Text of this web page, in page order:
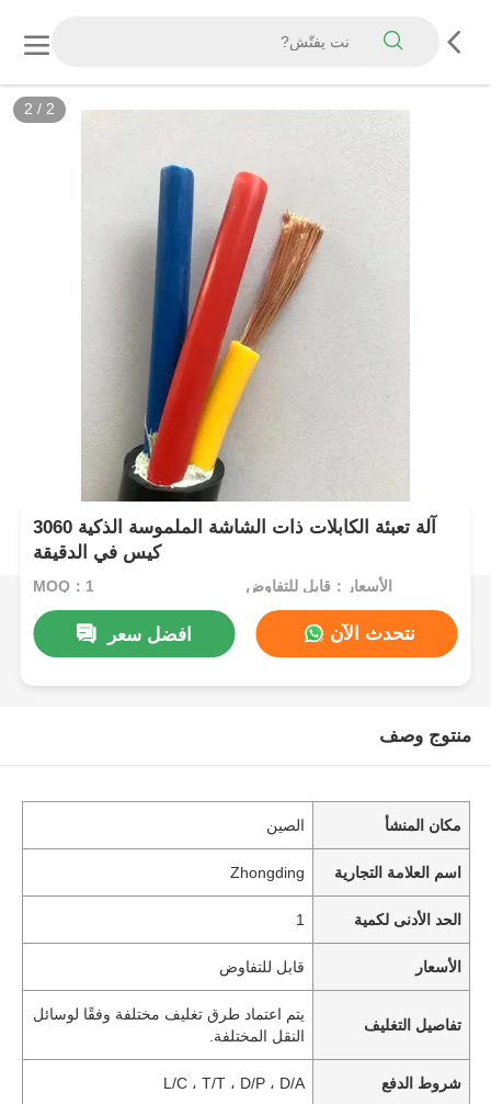
2 / 2
آلة تعبئة الكابلات ذات الشاشة الملموسة الذكية 3060
كيس في الدقيقة
MOQ：1 الأسعار：قابل للتفاوض
افضل سعر نتحدث الآن
منتوج وصف
مكان المنشأ الصين
اسم العلامة التجارية Zhongding
الحد الأدنى لكمية 1
الأسعار قابل للتفاوض
تفاصيل التغليف
يتم اعتماد طرق تغليف مختلفة وفقًا لوسائل
النقل المختلفة.
شروط الدفع L/C ، T/T ، D/P ، D/A